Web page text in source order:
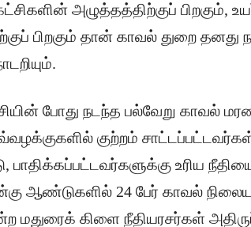
அழுத்தத்திற்குப் பிறகும்,
பிறகும் தான் காவல் துறை
போது நடந்த பல்வேறு காவல்
குற்றம்
பாதிக்கப்பட்டவர்களுக்கு உரிய
ஆண்டுகளில் 24 பேர் காவல்
மதுரைக் கிளை நீதியரசர்கள்